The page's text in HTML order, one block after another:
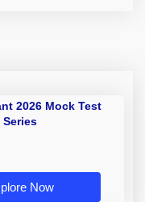
2026 Mock Test
Series
Now